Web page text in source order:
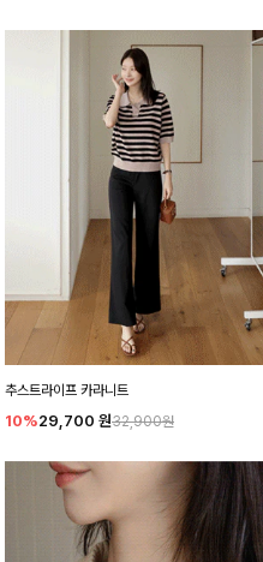
추스트라이프 카라니트
10%29,700 원32,900원